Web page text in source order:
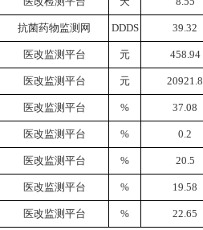
抗菌药物监测网 DDDS 39.32
医改监测平台 元 458.94
医改监测平台 元 20921.8
医改监测平台 % 37.08
医改监测平台 % 0.2
医改监测平台 % 20.5
医改监测平台 % 19.58
医改监测平台 % 22.65